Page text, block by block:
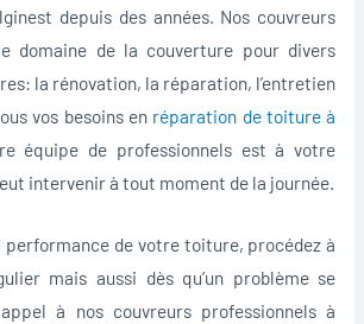
depuis des années. Nos couvreurs
domaine de la couverture pour divers
la rénovation, la réparation, l’entretien
vos besoins en réparation de toiture à
équipe de professionnels est à votre
intervenir à tout moment de la journée.
performance de votre toiture, procédez à
mais aussi dès qu’un problème se
à nos couvreurs professionnels à